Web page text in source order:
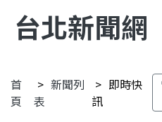
台北新聞網
首
頁
新聞列
表
即時快
訊